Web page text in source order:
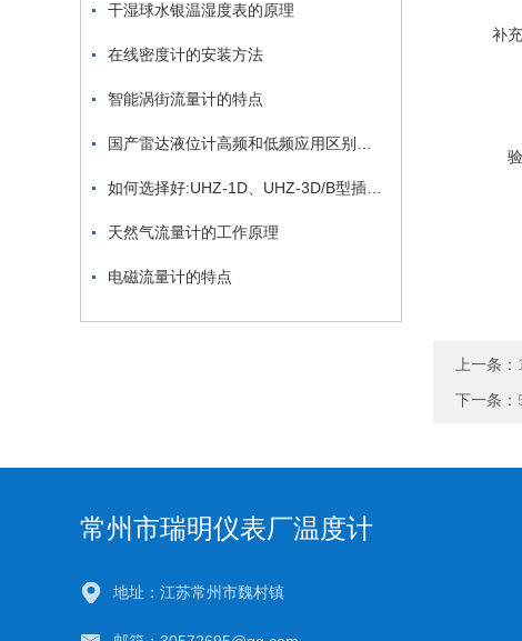
干湿球水银温湿度表的原理
在线密度计的安装方法
智能涡街流量计的特点
天然气流量计的工作原理
电磁流量计的特点
补
上一条：
下一条：
常州市瑞明仪表厂温度计
地址：江苏常州市魏村镇